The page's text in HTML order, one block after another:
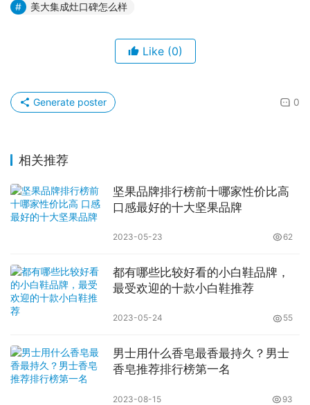
美大集成灶口碑怎么样
Like (0)
0
Generate poster
相关推荐
坚果品牌排行榜前十哪家性价比高
口感最好的十大坚果品牌
2023-05-23 62
都有哪些比较好看的小白鞋品牌，
最受欢迎的十款小白鞋推荐
2023-05-24 55
男士用什么香皂最香最持久？男士
香皂推荐排行榜第一名
2023-08-15 93